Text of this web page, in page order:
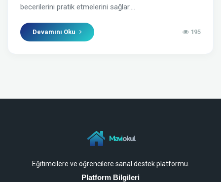
becerilerini pratik etmelerini sağlar....
Devamını Oku 195
Maviokul
Eğitimcilere ve öğrencilere sanal destek platformu.
Platform Bilgileri